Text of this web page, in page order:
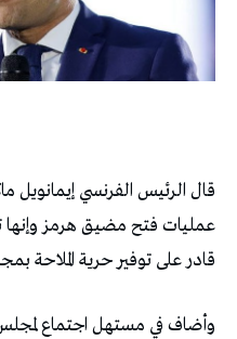
قال الرئيس ‌الفرنسي إيمانويل
عمليات فتح مضيق هرمز
قادر على توفير حرية الملاحة
وأضاف في ‌مستهل اجتماع لمجلس